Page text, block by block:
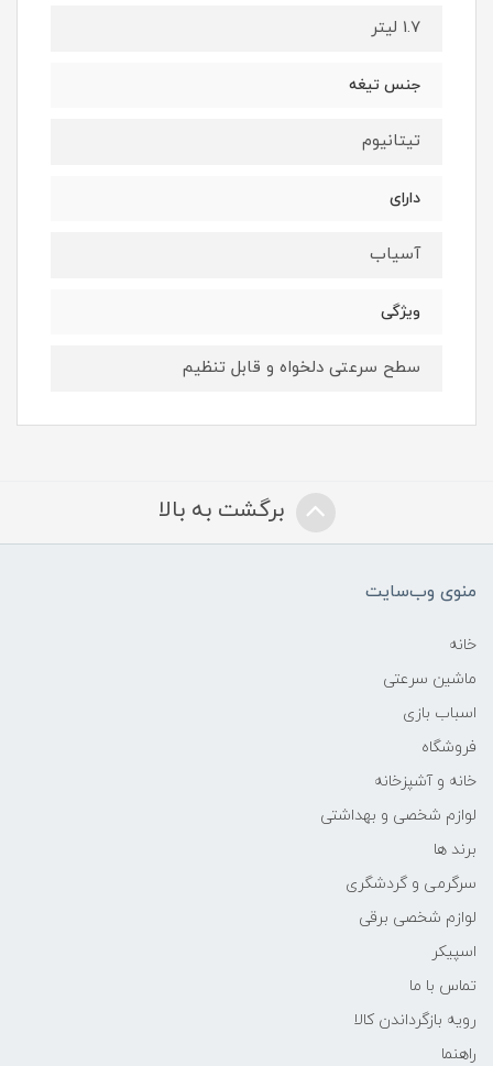
1.7 لیتر
جنس تیغه
تیتانیوم
دارای
آسیاب
ویژگی
سطح سرعتی دلخواه و قابل تنظیم
برگشت به بالا
منوی وب‌سایت
خانه
ماشین سرعتی
اسباب بازی
فروشگاه
خانه و آشپزخانه
لوازم شخصی و بهداشتی
برند ها
سرگرمی و گردشگری
لوازم شخصی برقی
اسپیکر
تماس با ما
رویه بازگرداندن کالا
راهنما